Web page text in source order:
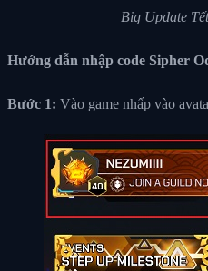
Big Update
Hướng dẫn nhập code Sipher
Bước 1: Vào game nhấp vào